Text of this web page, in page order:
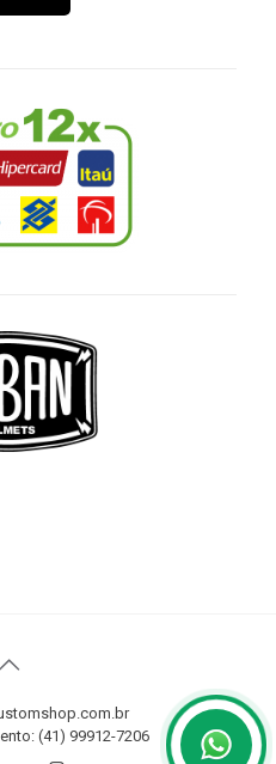
(41) 99912-7206